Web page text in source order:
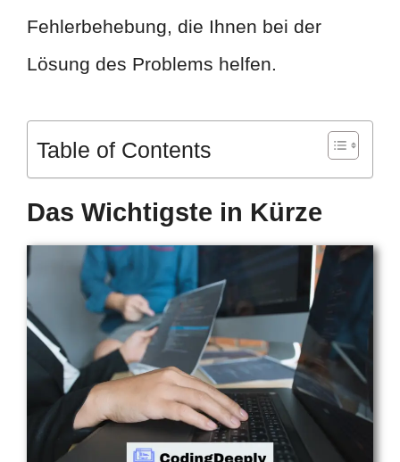
Fehlerbehebung, die Ihnen bei der
Lösung des Problems helfen.
Table of Contents
Das Wichtigste in Kürze